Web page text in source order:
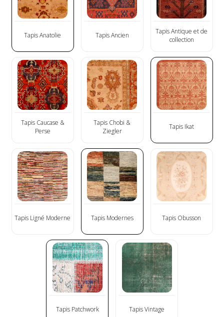
Tapis Anatolie Tapis Ancien
Tapis Antique et de
collection
Tapis Caucase &
Perse
Tapis Chobi &
Ziegler
Tapis Ikat
Tapis Ligné Moderne Tapis Modernes Tapis Obusson
Tapis Patchwork Tapis Vintage